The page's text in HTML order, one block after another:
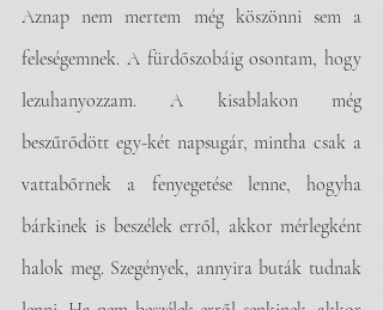
Aznap nem mertem még köszönni sem a
feleségemnek. A fürdőszobáig osontam, hogy
lezuhanyozzam. A kisablakon még
beszűrődött egy-két napsugár, mintha csak a
vattabőrnek a fenyegetése lenne, hogyha
bárkinek is beszélek erről, akkor mérlegként
halok meg. Szegények, annyira buták tudnak